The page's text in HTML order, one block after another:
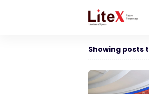
Showing posts